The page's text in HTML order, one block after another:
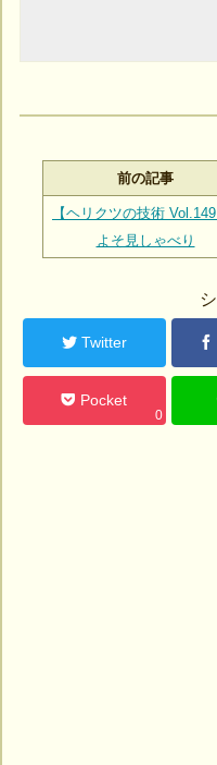
前の記事
【ヘリクツの技術
よそ見しゃべり
Twitter
Pocket
0